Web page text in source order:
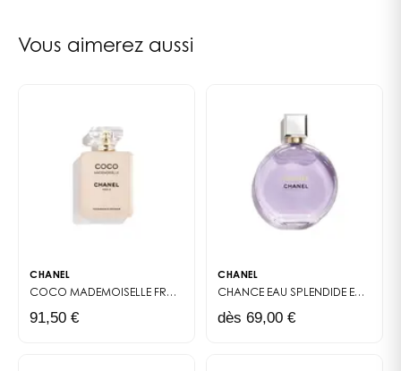
Vous aimerez aussi
CHANEL
COCO MADEMOISELLE FRAGRANCE PRIMER
91,50 €
CHANEL
CHANCE EAU SPLENDIDE EAU DE PARFUM
dès 69,00 €